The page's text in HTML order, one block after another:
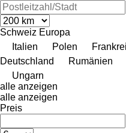
Schweiz Europa
Italien
Polen
Deutschland
Rumänien
Ungarn
alle anzeigen
alle anzeigen
Preis